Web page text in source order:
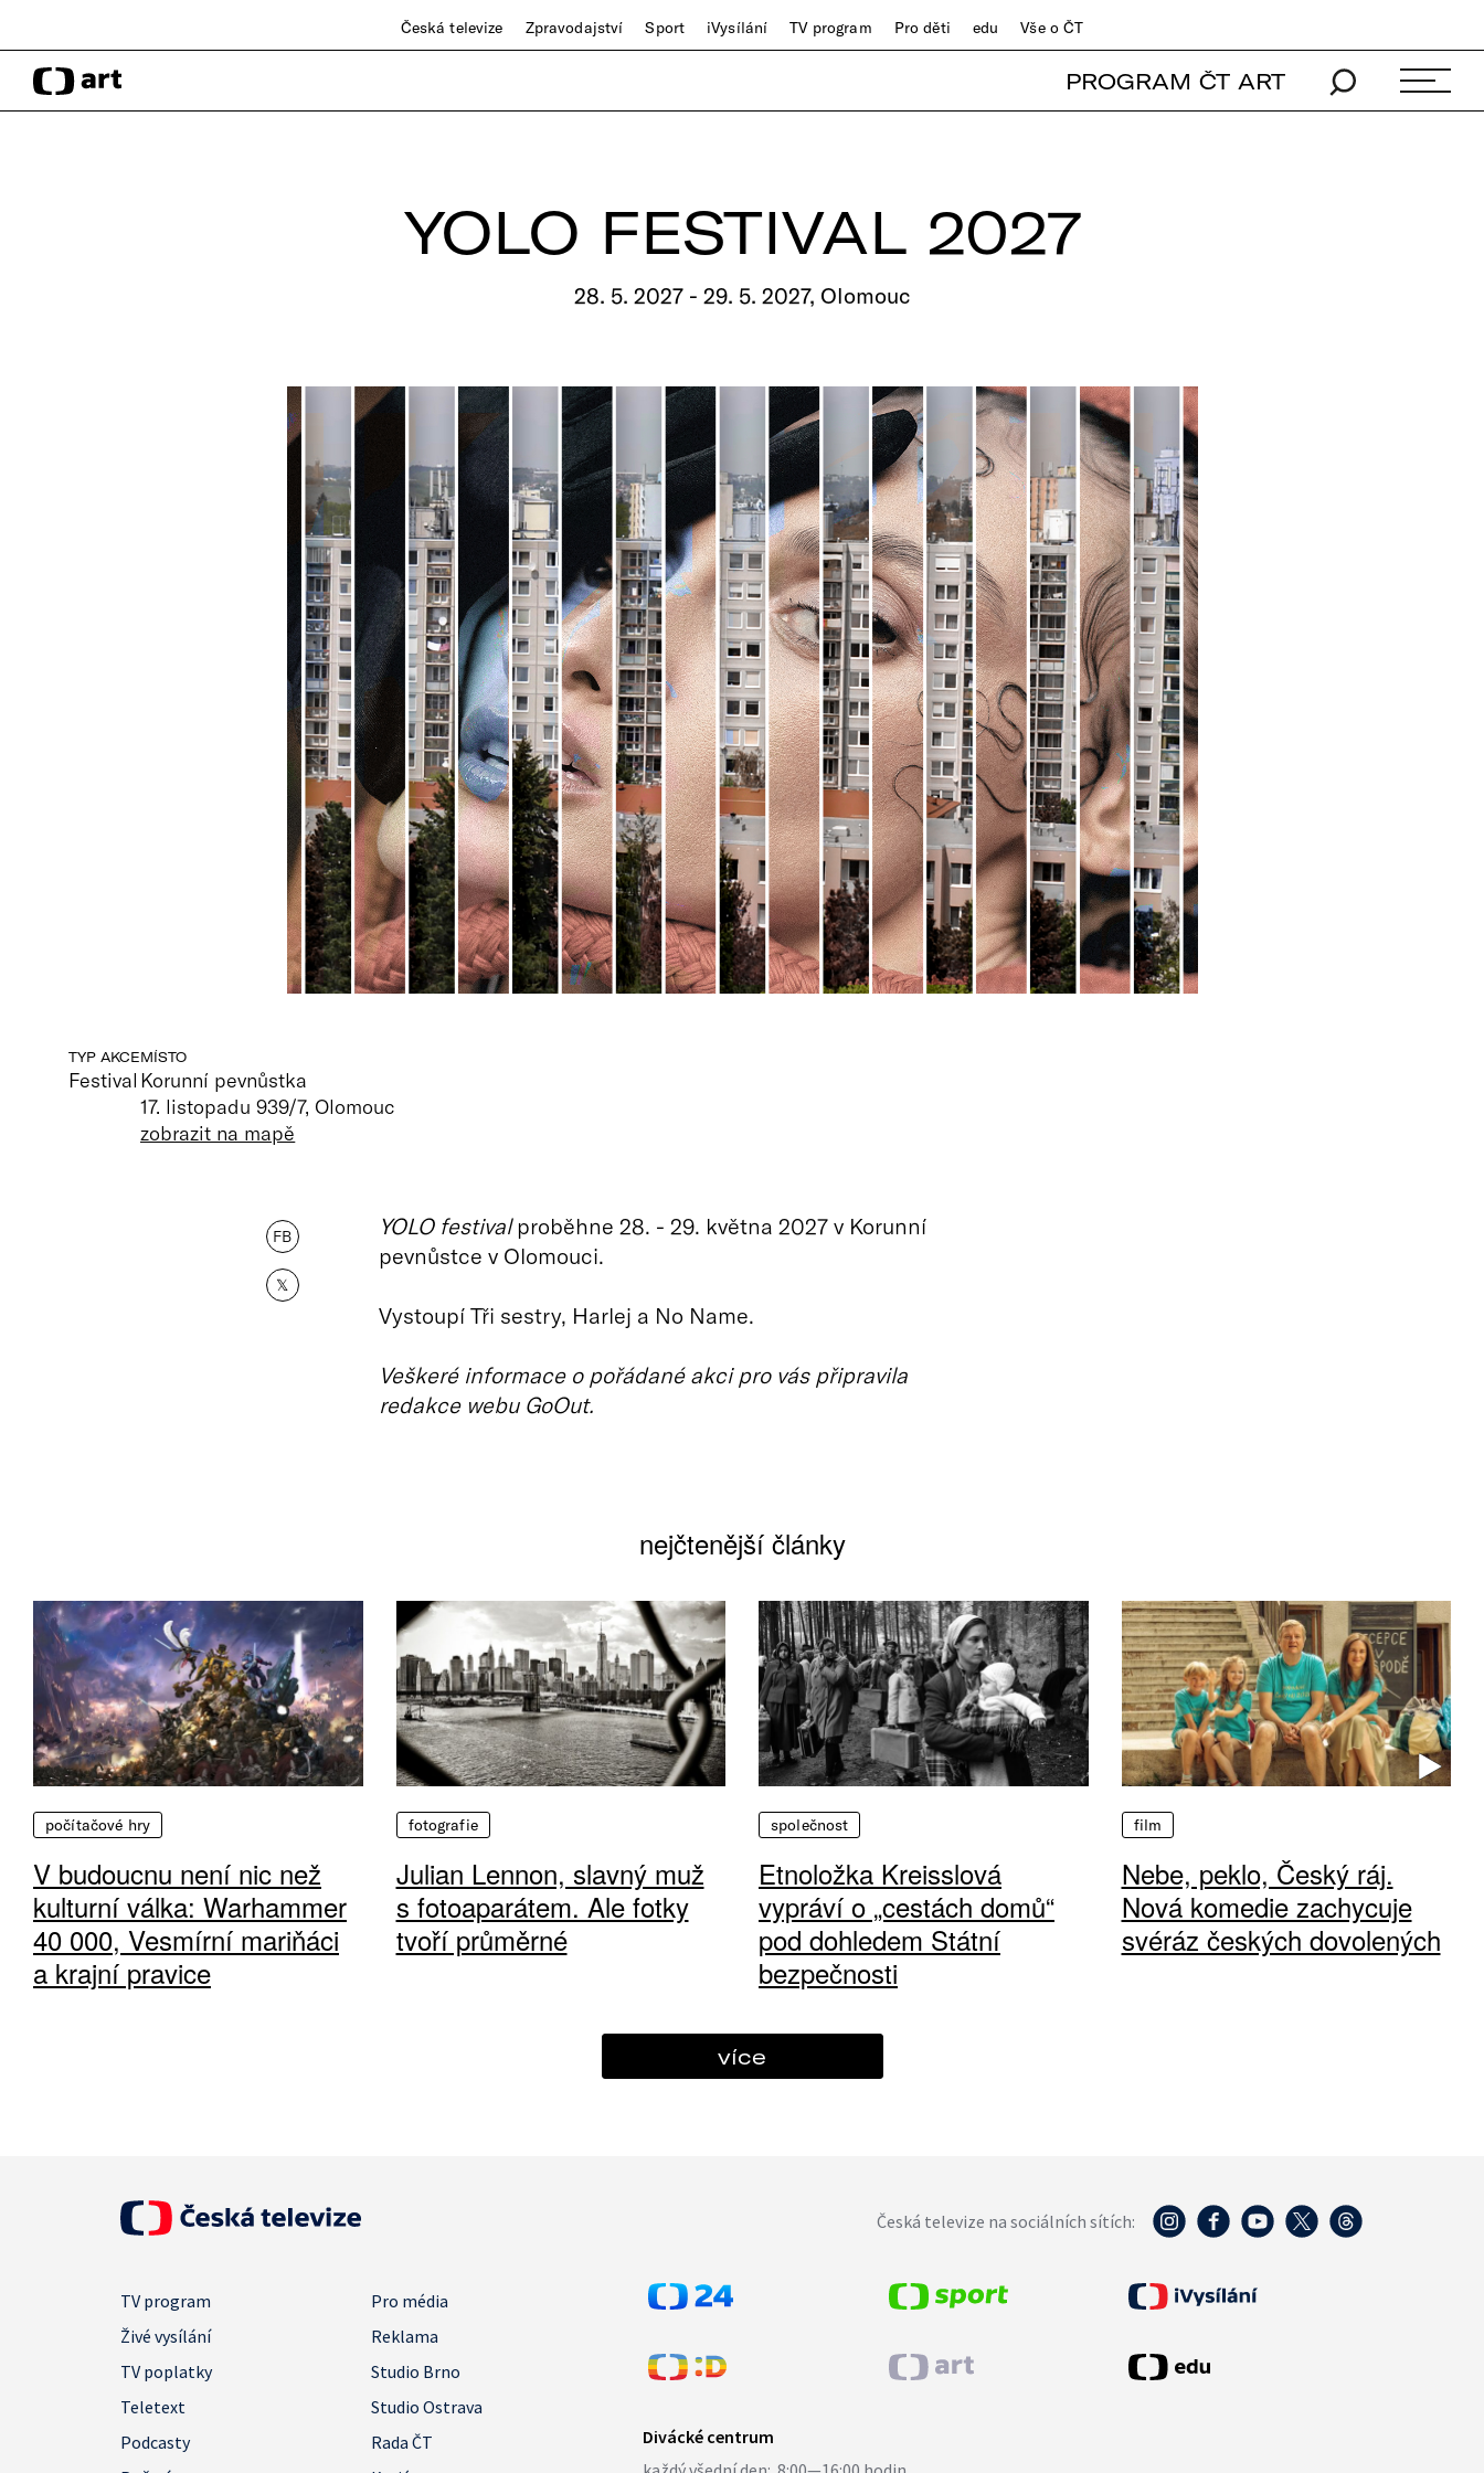
Česká televize Zpravodajství Sport iVysílání TV program Pro děti edu Vše o ČT
PROGRAM ČT ART
YOLO FESTIVAL 2027
28. 5. 2027 - 29. 5. 2027, Olomouc
TYP AKCE
Festival
MÍSTO
Korunní pevnůstka
17. listopadu 939/7, Olomouc
zobrazit na mapě
FB
𝕏
YOLO festivalproběhne 28. - 29. května 2027 v Korunní
pevnůstce v Olomouci.
Vystoupí Tři sestry, Harlej a No Name.
Veškeré informace o pořádané akci pro vás připravila
redakce webu GoOut.
nejčtenější články
počítačové hry
V budoucnu není nic než
kulturní válka: Warhammer
40 000, Vesmírní mariňáci
a krajní pravice
fotografie
Julian Lennon, slavný muž
s fotoaparátem. Ale fotky
tvoří průměrné
společnost
Etnoložka Kreisslová
vypráví o „cestách domů“
pod dohledem Státní
bezpečnosti
film
Nebe, peklo, Český ráj.
Nová komedie zachycuje
svéráz českých dovolených
více
Česká televize na sociálních sítích:
TV program
Pro média
Živé vysílání
Reklama
TV poplatky
Studio Brno
Teletext
Studio Ostrava
Podcasty
Rada ČT